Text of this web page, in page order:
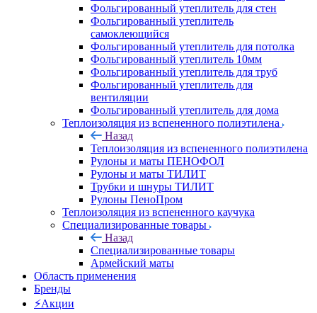
Фольгированный утеплитель для стен
Фольгированный утеплитель
самоклеющийся
Фольгированный утеплитель для потолка
Фольгированный утеплитель 10мм
Фольгированный утеплитель для труб
Фольгированный утеплитель для
вентиляции
Фольгированный утеплитель для дома
Теплоизоляция из вспененного полиэтилена
Назад
Теплоизоляция из вспененного полиэтилена
Рулоны и маты ПЕНОФОЛ
Рулоны и маты ТИЛИТ
Трубки и шнуры ТИЛИТ
Рулоны ПеноПром
Теплоизоляция из вспененного каучука
Специализированные товары
Назад
Специализированные товары
Армейский маты
Область применения
Бренды
⚡Акции